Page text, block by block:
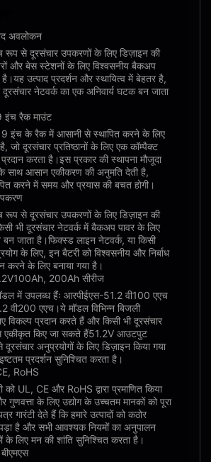
अवलोकन
रूप से दूरसंचार उपकरणों के लिए डिज़ाइन की
और बेस स्टेशनों के लिए विश्वसनीय बैकअप
उत्पाद प्रदर्शन और स्थायित्व में बेहतर है,
नेटवर्क का एक अनिवार्य घटक बन जाता
इंच रैक माउंट
इंच के रैक में आसानी से स्थापित करने के लिए
जो दूरसंचार प्रतिष्ठानों के लिए एक कॉम्पैक्ट
करता है।इस प्रकार की स्थापना मौजूदा
साथ आसान एकीकरण की अनुमति देती है,
करने में समय और प्रयास की बचत होगी।
रूप से दूरसंचार उपकरणों के लिए डिज़ाइन की
भी दूरसंचार नेटवर्क में बैकअप पावर के लिए
बन जाता है।फिक्स्ड लाइन नेटवर्क, या किसी
के लिए, इन बैटरी को विश्वसनीय और निर्बाध
करने के लिए बनाया गया है।
200Ah सीरीज
में उपलब्ध हैंः आरपीईएस-51.2 वी100 एएच
वी200 एएच।ये मॉडल विभिन्न बिजली
प्रदान करते हैं और किसी भी दूरसंचार
एकीकृत किए जा सकते हैं51.2V आउटपुट
अनुप्रयोगों के लिए डिज़ाइन किया गया
प्रदर्शन सुनिश्चित करता है।
RoHS
को UL, CE और RoHS द्वारा प्रमाणित किया
गुणवत्ता के लिए उद्योग के उच्चतम मानकों को पूरा
गारंटी देते हैं कि हमारे उत्पादों को कठोर
पड़ा है और सभी आवश्यक नियमों का अनुपालन
के लिए मन की शांति सुनिश्चित करता है।
बीएमएस